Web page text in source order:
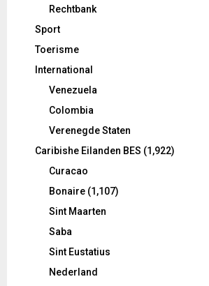
Rechtbank
Sport
Toerisme
International
Venezuela
Colombia
Verenegde Staten
Caribishe Eilanden BES (1,922)
Curacao
Bonaire (1,107)
Sint Maarten
Saba
Sint Eustatius
Nederland